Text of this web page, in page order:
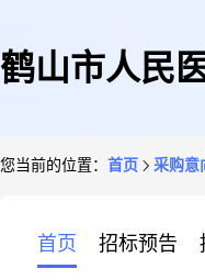
鹤山市人民
您当前的位置： 首页 采购意
首页 招标预告